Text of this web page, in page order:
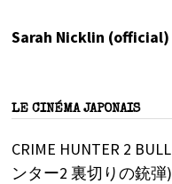
Sarah Nicklin (official)
LE CINÉMA JAPONAIS
CRIME HUNTER 2
ンター2 裏切りの銃弾